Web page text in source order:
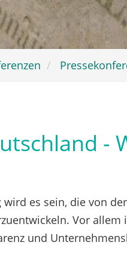
-
wird es sein, die von
Vor
und